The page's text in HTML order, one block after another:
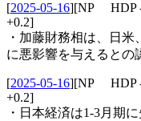
[2025-05-16][NP HDP -
+0.2]
・加藤財務相は、日
に悪影響を与えるとの
[2025-05-16][NP HDP -
+0.2]
・日本経済は1-3月期